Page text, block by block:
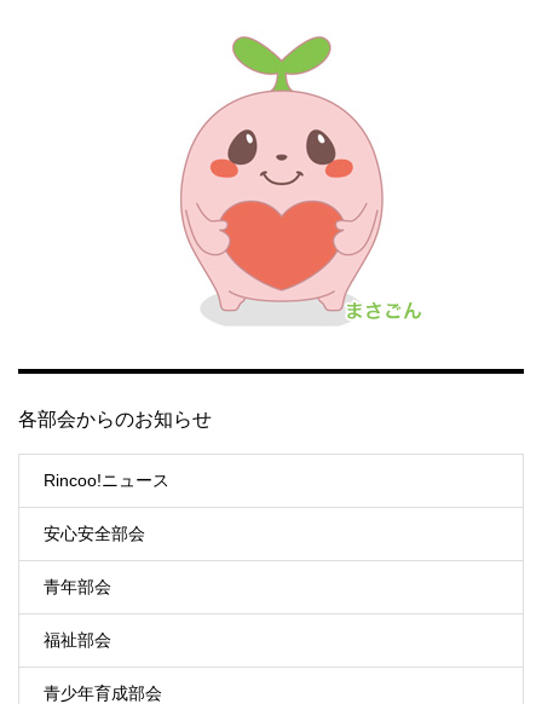
各部会からのお知らせ
Rincoo!ニュース
安心安全部会
青年部会
福祉部会
青少年育成部会